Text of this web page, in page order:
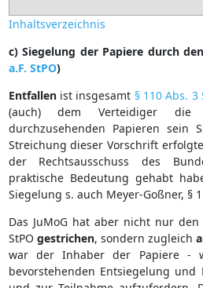
Inhaltsverzeichnis
c) Siegelung der Papiere durch
a.F. StPO)
Entfallenist insgesamt § 110 Abs. 3
(auch) dem Verteidiger
durchzusehenden Papieren sein
Streichung dieser Vorschrift
der Rechtsausschuss des
praktische Bedeutung gehabt
Siegelung s. auch Meyer-Goßner, §
Das JuMoG hat aber nicht nur
StPO gestrichen, sondern zugleich
war der Inhaber der Papiere -
bevorstehenden Entsiegelung